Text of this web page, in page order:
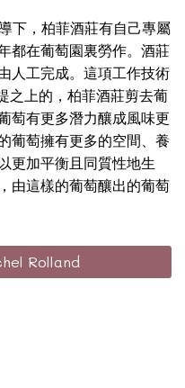
下，柏菲酒莊有自己專屬
都在葡萄園裏勞作。酒莊
人工完成。這項工作技術
之上的，柏菲酒莊剪去葡
萄有更多潛力釀成風味更
葡萄擁有更多的空間、養
更加平衡且同質性地生
由這樣的葡萄釀出的葡萄
Rolland